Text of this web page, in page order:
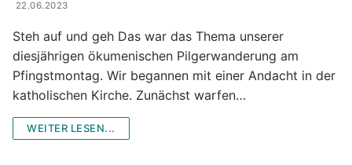
22.06.2023
Steh auf und geh Das war das Thema unserer
diesjährigen ökumenischen Pilgerwanderung am
Pfingstmontag. Wir begannen mit einer Andacht in der
katholischen Kirche. Zunächst warfen…
WEITER LESEN...